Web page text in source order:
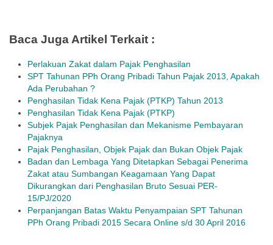
Baca Juga Artikel Terkait :
Perlakuan Zakat dalam Pajak Penghasilan
SPT Tahunan PPh Orang Pribadi Tahun Pajak 2013, Apakah
Ada Perubahan ?
Penghasilan Tidak Kena Pajak (PTKP) Tahun 2013
Penghasilan Tidak Kena Pajak (PTKP)
Subjek Pajak Penghasilan dan Mekanisme Pembayaran
Pajaknya
Pajak Penghasilan, Objek Pajak dan Bukan Objek Pajak
Badan dan Lembaga Yang Ditetapkan Sebagai Penerima
Zakat atau Sumbangan Keagamaan Yang Dapat
Dikurangkan dari Penghasilan Bruto Sesuai PER-
15/PJ/2020
Perpanjangan Batas Waktu Penyampaian SPT Tahunan
PPh Orang Pribadi 2015 Secara Online s/d 30 April 2016